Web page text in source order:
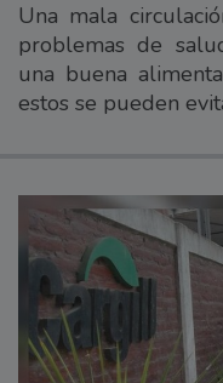
Una mala
problemas de
una buena
estos se pueden